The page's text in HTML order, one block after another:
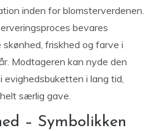
inden for blomsterverdenen.
bevares
friskhed og farve i
Modtageren kan nyde den
i lang tid,
særlig gave.
– Symbolikken